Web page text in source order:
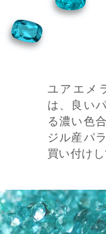
ユアエメ
は、良い
る濃い色
ジル産パ
買い付けし